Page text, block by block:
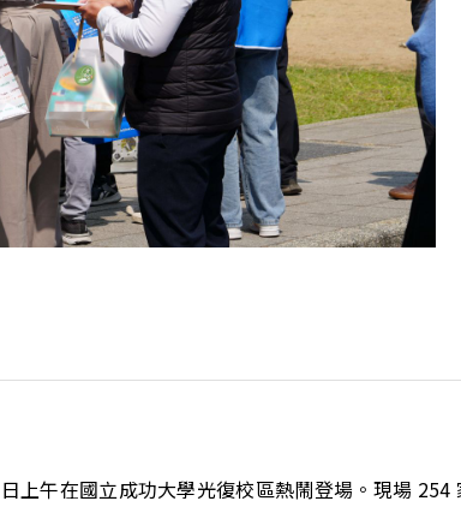
上午在國立成功大學光復校區熱鬧登場。現場